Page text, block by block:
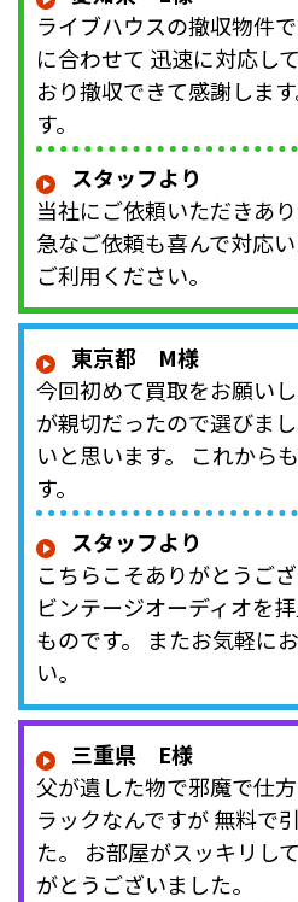
ライブハウスの撤収物件
に合わせて 迅速に対応し
おり撤収できて感謝しま
す。
スタッフより
当社にご依頼いただきあ
急なご依頼も喜んで対応
ご利用ください。
東京都 M様
今回初めて買取をお願い
が親切だったので選びま
いと思います。 これから
す。
スタッフより
こちらこそありがとうご
ビンテージオーディオを
ものです。 またお気軽に
い。
三重県 E様
父が遺した物で邪魔で仕
ラックなんですが 無料で
た。 お部屋がスッキリし
がとうございました。